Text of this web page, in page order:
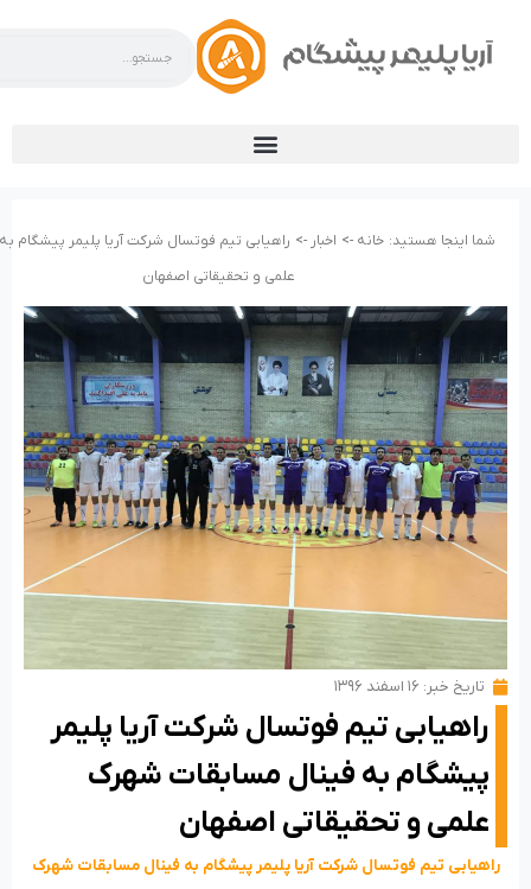
شما اینجا هستید: خانه -> اخبار -> راهیابی تیم فوتسال شرکت آریا پلیمر پیشگام
علمی و تحقیقاتی اصفهان
تاریخ خبر: ۱۶ اسفند ۱۳۹۶
راهیابی تیم فوتسال شرکت آریا پلیمر
پیشگام به فینال مسابقات شهرک
علمی و تحقیقاتی اصفهان
راهیابی تیم فوتسال شرکت آریا پلیمر پیشگام به فینال مسابقات شهرک